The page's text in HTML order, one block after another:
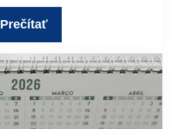
Prečítať